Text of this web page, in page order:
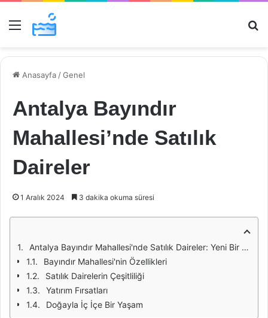
Menü
Anasayfa /Genel
Antalya Bayındır
Mahallesi’nde Satılık
Daireler
1 Aralık 2024 3 dakika okuma süresi
Antalya Bayındır Mahallesi'nde Satılık Daireler: Yeni Bir Yaşam Alanı
Bayındır Mahallesi'nin Özellikleri
Satılık Dairelerin Çeşitliliği
Yatırım Fırsatları
Doğayla İç İçe Bir Yaşam